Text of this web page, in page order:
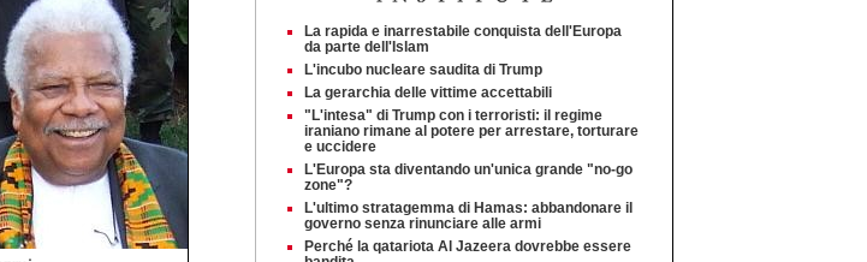
La rapida e inarrestabile conquista dell'Europa
da parte dell'Islam
L'incubo nucleare saudita di Trump
La gerarchia delle vittime accettabili
"L'intesa" di Trump con i terroristi: il regime
iraniano rimane al potere per arrestare, torturare
e uccidere
L'Europa sta diventando un'unica grande "no-go
zone"?
L'ultimo stratagemma di Hamas: abbandonare il
governo senza rinunciare alle armi
Perché la qatariota Al Jazeera dovrebbe essere